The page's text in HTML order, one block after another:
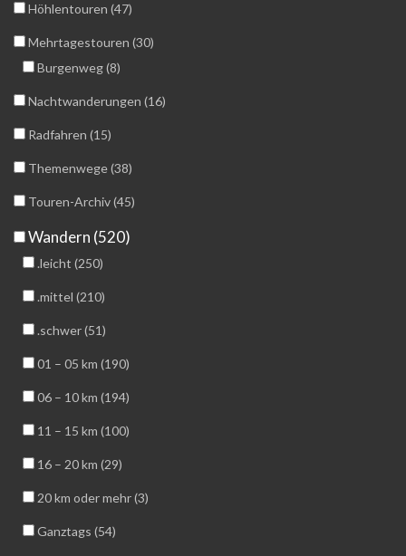
Höhlentouren (47)
Mehrtagestouren (30)
Burgenweg (8)
Nachtwanderungen (16)
Radfahren (15)
Themenwege (38)
Touren-Archiv (45)
Wandern (520)
.leicht (250)
.mittel (210)
.schwer (51)
01 – 05 km (190)
06 – 10 km (194)
11 – 15 km (100)
16 – 20 km (29)
20 km oder mehr (3)
Ganztags (54)